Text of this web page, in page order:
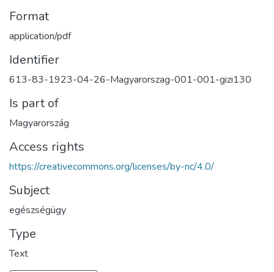
Format
application/pdf
Identifier
613-83-1923-04-26-Magyarorszag-001-001-gizi130
Is part of
Magyarország
Access rights
https://creativecommons.org/licenses/by-nc/4.0/
Subject
egészségügy
Type
Text